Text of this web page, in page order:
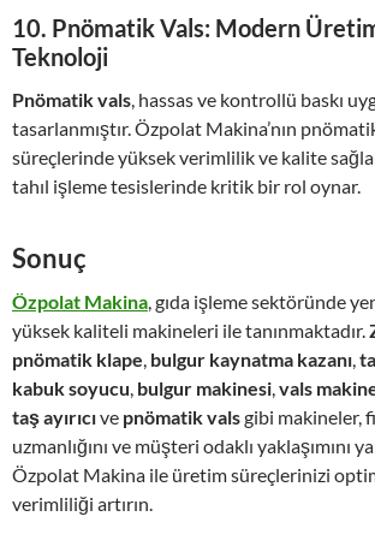
10. Pnömatik Vals: Modern
Teknoloji
Pnömatik vals, hassas ve kontrollü baskı
tasarlanmıştır. Özpolat Makina’nın
süreçlerinde yüksek verimlilik ve kalite
tahıl işleme tesislerinde kritik bir rol oynar.
Sonuç
Özpolat Makina, gıda işleme sektöründe
yüksek kaliteli makineleri ile tanınmaktadır.
pnömatik klape, bulgur kaynatma kazanı,
kabuk soyucu, bulgur makinesi,vals
taş ayırıcıve pnömatik valsgibi makineler,
uzmanlığını ve müşteri odaklı yaklaşımını
Özpolat Makina ile üretim süreçlerinizi
verimliliği artırın.